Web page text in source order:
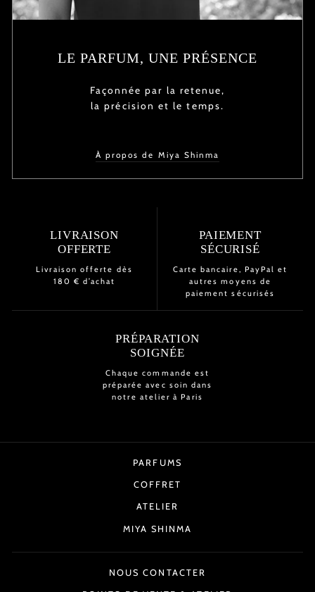
LE PARFUM, UNE PRÉSENCE
Façonnée par la retenue,
la précision et le temps.
À propos de Miya Shinma
LIVRAISON
OFFERTE
Livraison offerte dès
180 € d’achat
PAIEMENT
SÉCURISÉ
Carte bancaire, PayPal et
autres moyens de
paiement sécurisés
PRÉPARATION
SOIGNÉE
Chaque commande est
préparée avec soin dans
notre atelier à Paris
PARFUMS
COFFRET
ATELIER
MIYA SHINMA
NOUS CONTACTER